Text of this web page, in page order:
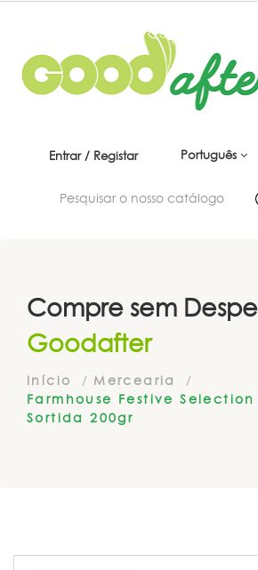
Entrar / Registar Português
Compre sem
Goodafter
Início
Mercearia
Farmhouse Festive
Sortida 200gr